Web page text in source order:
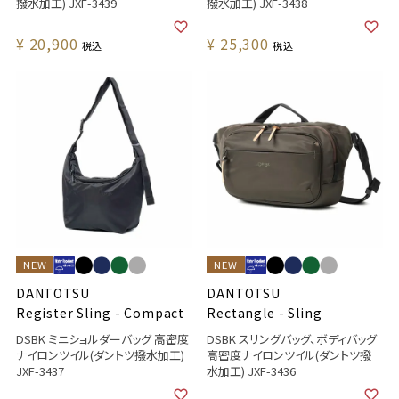
¥ 20,900 税込 ¥ 25,300 税込
NEW
DANTOTSU
Register Sling - Compact
DSBK ミニショルダーバッグ 高密度
ナイロンツイル(ダントツ撥水加工)
JXF-3437
NEW
DANTOTSU
Rectangle - Sling
DSBK スリングバッグ、ボディバッグ
高密度ナイロンツイル(ダントツ撥
水加工) JXF-3436